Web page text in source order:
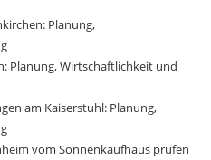
Planung,
Planung, Wirtschaftlichkeit und
am Kaiserstuhl: Planung,
vom Sonnenkaufhaus prüfen